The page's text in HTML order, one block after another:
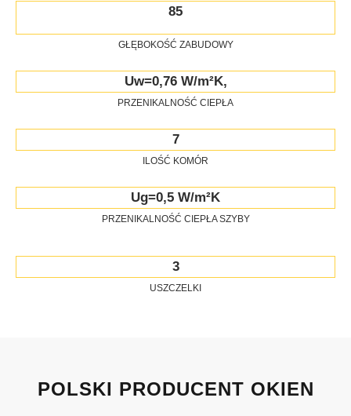
85
GŁĘBOKOŚĆ ZABUDOWY
Uw=0,76 W/m²K,
PRZENIKALNOŚĆ CIEPŁA
7
ILOŚĆ KOMÓR
Ug=0,5 W/m²K
PRZENIKALNOŚĆ CIEPŁA SZYBY
3
USZCZELKI
POLSKI PRODUCENT OKIEN